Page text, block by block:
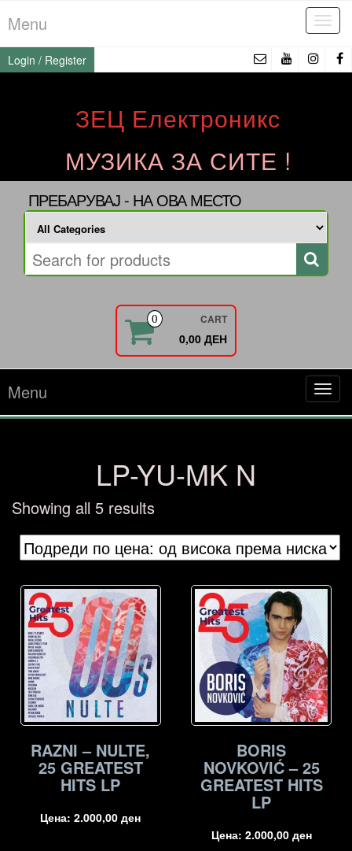
to
the
content
Menu
Login / Register
ЗЕЦ Електроникс
МУЗИКА ЗА СИТЕ !
ПРЕБАРУВАЈ - НА ОВА МЕСТО
0 CART
0,00 ДЕН
Menu
LP-YU-MK N
Showing all 5 resultsSorted
by
price:
to
low
RAZNI – NULTE,
25 GREATEST
HITS LP
Цена:2.000,00ден
BORIS
NOVKOVIĆ – 25
GREATEST HITS
LP
Цена: 2.000,00 ден